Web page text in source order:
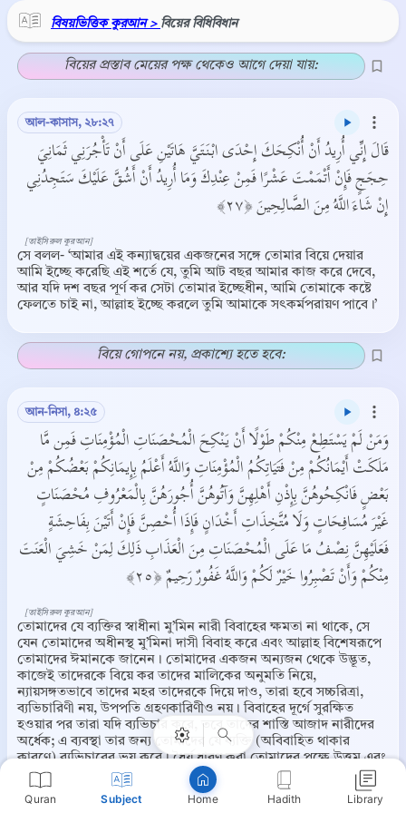
Quran Subject Home Hadith Library
বিষয়ভিত্তিক কুরআন > বিয়ের বিধিবিধান
বিয়ের প্রস্তাব মেয়ের পক্ষ থেকেও আগে দেয়া যায়:
আল-কাসাস, ২৮:২৭
قَالَ إِنِّي أُرِيدُ أَنْ أُنْكِحَكَ إِحْدَى ابْنَتَيَّ هَاتَيْنِ عَلَى أَنْ تَأْجُرَنِي ثَمَانِيَ
حِجَجٍ فَإِنْ أَتْمَمْتَ عَشْرًا فَمِنْ عِنْدِكَ وَمَا أُرِيدُ أَنْ أَشُقَّ عَلَيْكَ سَتَجِدُنِي
إِنْ شَاءَ اللَّهُ مِنَ الصَّالِحِينَ ﴿٢٧﴾
সে বলল- ‘আমার এই কন্যাদ্বয়ের একজনের সঙ্গে তোমার বিয়ে দেয়ার
আমি ইচ্ছে করেছি এই শর্তে যে, তুমি আট বছর আমার কাজ করে দেবে,
আর যদি দশ বছর পূর্ণ কর সেটা তোমার ইচ্ছেধীন, আমি তোমাকে কষ্টে
ফেলতে চাই না, আল্লাহ ইচ্ছে করলে তুমি আমাকে সৎকর্মপরায়ণ পাবে।’
[তাইসিরুল কুরআন]
বিয়ে গোপনে নয়, প্রকাশ্যে হতে হবে:
আন-নিসা, ৪:২৫
وَمَنْ لَمْ يَسْتَطِعْ مِنْكُمْ طَوْلًا أَنْ يَنْكِحَ الْمُحْصَنَاتِ الْمُؤْمِنَاتِ فَمِن مَّا
مَلَكَتْ أَيْمَانُكُمْ مِنْ فَتَيَاتِكُمُ الْمُؤْمِنَاتِ وَاللَّهُ أَعْلَمُ بِإِيمَانِكُمْ بَعْضُكُمْ مِنْ
بَعْضٍ فَانْكِحُوهُنَّ بِإِذْنِ أَهْلِهِنَّ وَآتُوهُنَّ أُجُورَهُنَّ بِالْمَعْرُوفِ مُحْصَنَاتٍ
غَيْرَ مُسَافِحَاتٍ وَلَا مُتَّخِذَاتِ أَخْدَانٍ فَإِذَا أُحْصِنَّ فَإِنْ أَتَيْنَ بِفَاحِشَةٍ
فَعَلَيْهِنَّ نِصْفُ مَا عَلَى الْمُحْصَنَاتِ مِنَ الْعَذَابِ ذَلِكَ لِمَنْ خَشِيَ الْعَنَتَ
مِنْكُمْ وَأَنْ تَصْبِرُوا خَيْرٌ لَكُمْ وَاللَّهُ غَفُورٌ رَحِيمٌ ﴿٢٥﴾
তোমাদের যে ব্যক্তির স্বাধীনা মু’মিন নারী বিবাহের ক্ষমতা না থাকে, সে
যেন তোমাদের অধীনস্থ মু’মিনা দাসী বিবাহ করে এবং আল্লাহ বিশেষরূপে
তোমাদের ঈমানকে জানেন। তোমাদের একজন অন্যজন থেকে উদ্ভূত,
কাজেই তাদেরকে বিয়ে কর তাদের মালিকের অনুমতি নিয়ে,
ন্যায়সঙ্গতভাবে তাদের মহর তাদেরকে দিয়ে দাও, তারা হবে সচ্চরিত্রা,
ব্যভিচারিণী নয়, উপপতি গ্রহণকারিণীও নয়। বিবাহের দূর্গে সুরক্ষিত
হওয়ার পর তারা যদি ব্যভিচার করে, তবে তাদের শাস্তি আজাদ নারীদের
অর্ধেক; এ ব্যবস্থা তার জন্য তোমাদের যে ব্যক্তি (অবিবাহিত থাকার
কারণে) ব্যভিচারের ভয় করে। ধৈর্য ধারণ করা তোমাদের পক্ষে উত্তম এবং
আল্লাহ পরম ক্ষমাশীল, পরম দয়ালু।
[তাইসিরুল কুরআন]
Copy